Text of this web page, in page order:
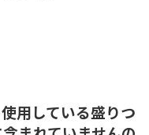
用している盛りつ